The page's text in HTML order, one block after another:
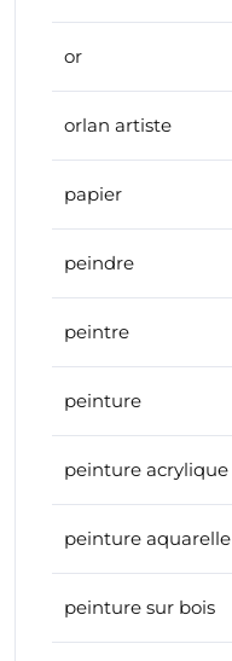
or
orlan artiste
papier
peindre
peintre
peinture
peinture acrylique
peinture aquarelle
peinture sur bois